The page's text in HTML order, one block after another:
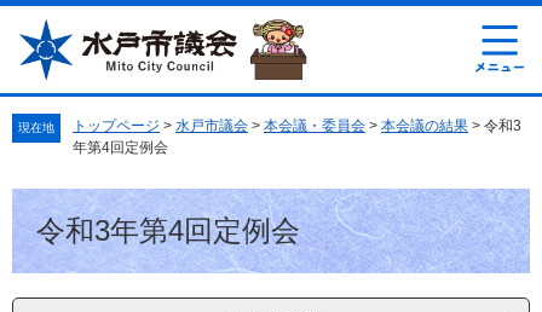
ペ
先
頭
す
メ
を
飛
し
文
現在地 トップページ > 水戸市議会 > 本会議・委員会 > 本会議の結果 > 令和3
年第4回定例会
令和3年第4回定例会